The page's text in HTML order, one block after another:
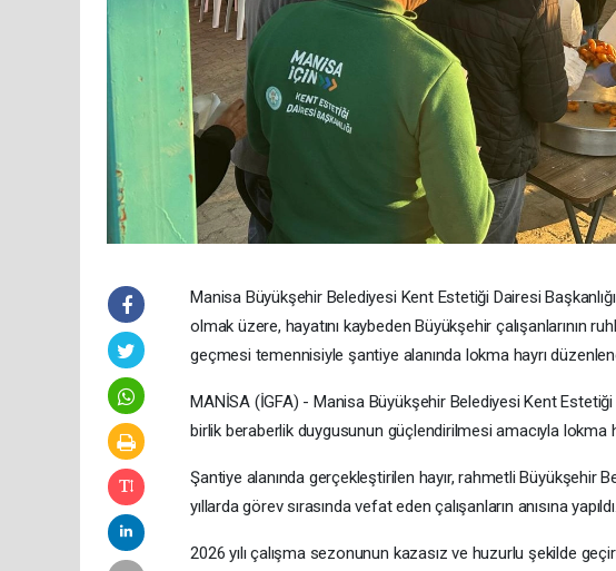
Manisa Büyükşehir Belediyesi Kent Estetiği Dairesi
olmak üzere, hayatını kaybeden Büyükşehir çalışanlarının
geçmesi temennisiyle şantiye alanında lokma hayrı
MANİSA (İGFA) - Manisa Büyükşehir Belediyesi Kent Estetiği
birlik beraberlik duygusunun güçlendirilmesi amacıyla lokma
Şantiye alanında gerçekleştirilen hayır, rahmetli Büyükşehir
yıllarda görev sırasında vefat eden çalışanların anısına yapıldı.
2026 yılı çalışma sezonunun kazasız ve huzurlu şekilde